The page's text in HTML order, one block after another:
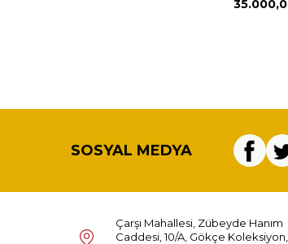
SOSYAL MEDYA
Çarşı Mahallesi, Zübeyde Hanım
Caddesi, 10/A, Gökçe Koleksiyon,